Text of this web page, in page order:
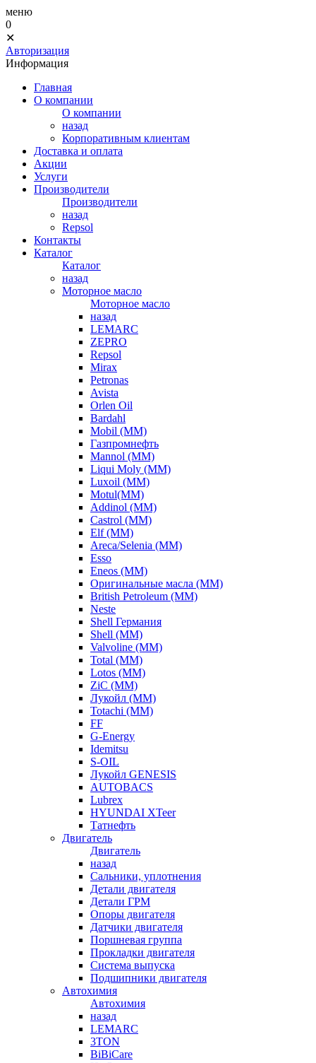
меню
0
✕
Авторизация
Информация
Главная
О компании
О компании
назад
Корпоративным клиентам
Доставка и оплата
Акции
Услуги
Производители
Производители
назад
Repsol
Контакты
Каталог
Каталог
назад
Моторное масло
Моторное масло
назад
LEMARC
ZEPRO
Repsol
Mirax
Petronas
Avista
Orlen Oil
Bardahl
Mobil (ММ)
Газпромнефть
Mannol (ММ)
Liqui Moly (ММ)
Luxoil (ММ)
Motul(ММ)
Addinol (ММ)
Castrol (ММ)
Elf (ММ)
Areca/Selenia (ММ)
Esso
Eneos (ММ)
Оригинальные масла (ММ)
British Petroleum (ММ)
Neste
Shell Германия
Shell (ММ)
Valvoline (ММ)
Total (ММ)
Lotos (ММ)
ZiC (ММ)
Лукойл (ММ)
Totachi (MM)
FF
G-Energy
Idemitsu
S-OIL
Лукойл GENESIS
AUTOBACS
Lubrex
HYUNDAI XTeer
Татнефть
Двигатель
Двигатель
назад
Сальники, уплотнения
Детали двигателя
Детали ГРМ
Опоры двигателя
Датчики двигателя
Поршневая группа
Прокладки двигателя
Система выпуска
Подшипники двигателя
Автохимия
Автохимия
назад
LEMARC
3TON
BiBiCare